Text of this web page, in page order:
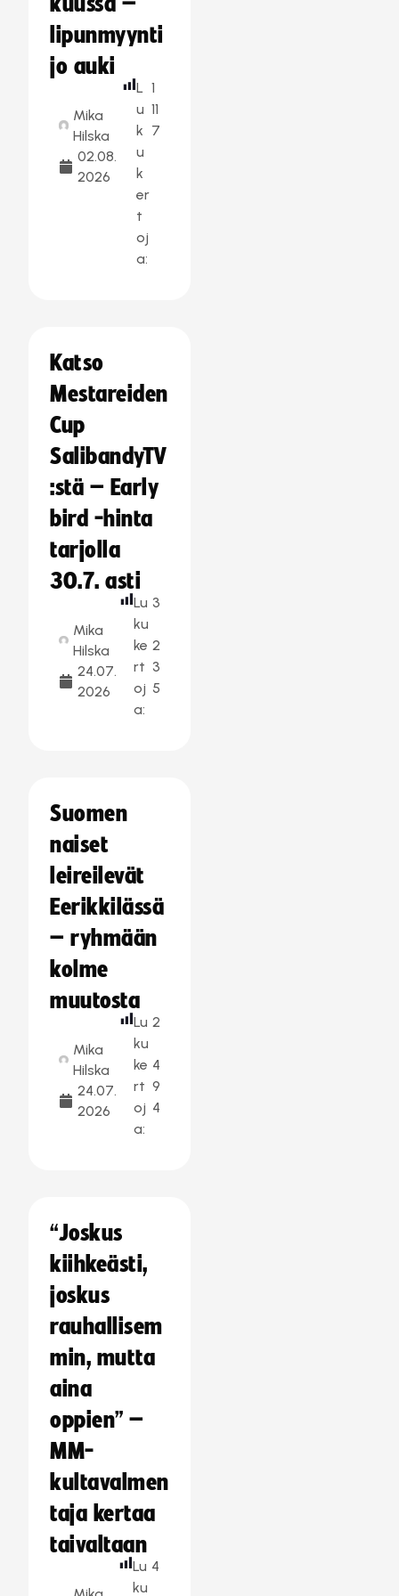
lipunmyynti
jo auki
Mika
Hilska
02.08.
2026
L
u
k
u
k
er
t
oj
a:
1
11
7
Katso
Mestareiden
Cup
SalibandyTV
:stä – Early
bird -hinta
tarjolla
30.7. asti
Mika
Hilska
24.07.
2026
Lu
ku
ke
rt
oj
a:
3
2
3
5
Suomen
naiset
leireilevät
Eerikkilässä
– ryhmään
kolme
muutosta
Mika
Hilska
24.07.
2026
Lu
ku
ke
rt
oj
a:
2
4
9
4
“Joskus
kiihkeästi,
joskus
rauhallisem
min, mutta
aina
oppien” –
MM-
kultavalmen
taja kertaa
taivaltaan
Lu
ku
4